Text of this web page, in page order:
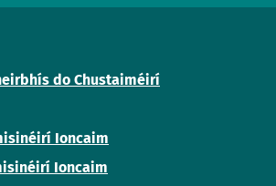
do Chustaiméirí
Ioncaim
Ioncaim